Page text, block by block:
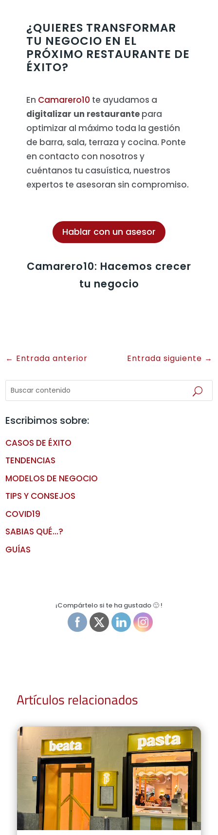
¿QUIERES TRANSFORMAR
TU NEGOCIO EN EL
PRÓXIMO RESTAURANTE DE
ÉXITO?
En Camarero10 te ayudamos a
digitalizar un restaurantepara
optimizar al máximo toda la gestión
de barra, sala, terraza y cocina. Ponte
en contacto con nosotros y
cuéntanos tu casuística, nuestros
expertos te asesoran sin compromiso.
Hablar con un asesor
Camarero10: Hacemos crecer
tu negocio
← Entrada anterior Entrada siguiente →
Escribimos sobre:
CASOS DE ÉXITO
TENDENCIAS
MODELOS DE NEGOCIO
TIPS Y CONSEJOS
COVID19
SABIAS QUÉ…?
GUÍAS
¡Compártelo si te ha gustado 🙂 !
Artículos relacionados